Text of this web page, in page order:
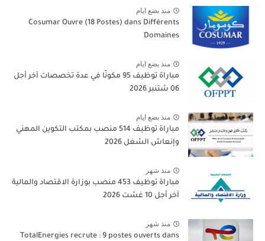
منذ بضع ايام
Cosumar Ouvre (18 Postes) dans Différents
Domaines
منذ بضع ايام
مباراة توظيف 95 مكونًا في عدة تخصصات آخر أجل
06 شتنبر 2026
منذ بضع ايام
مباراة توظيف 514 منصب بمكتب التكوين المهني
وإنعاش الشغل 2026
منذ شهر
مباراة توظيف 453 منصب بوزارة الاقتصاد والمالية
آخر أجل 10 غشت 2026
منذ شهر
TotalEnergies recrute : 9 postes ouverts dans